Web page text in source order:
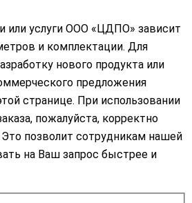
или услуги ООО «ЦДПО» зависит
и комплектации. Для
нового продукта или
предложения
странице. При использовании
пожалуйста, корректно
Это позволит сотрудникам нашей
на Ваш запрос быстрее и